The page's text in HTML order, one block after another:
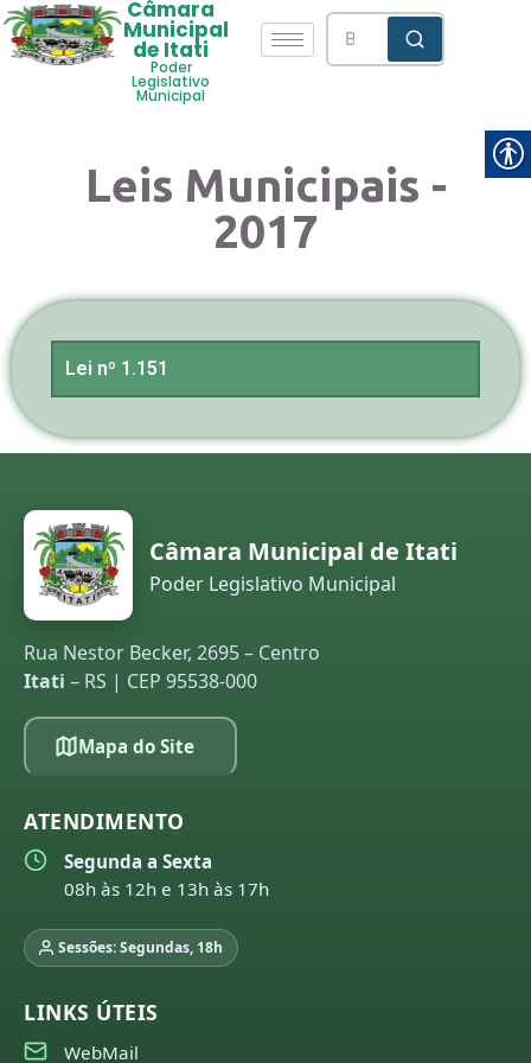
Câmara
Municipal
de Itati
Poder
Legislativo
Municipal
Leis Municipais -
2017
Lei nº 1.151
Câmara Municipal de Itati
Poder Legislativo Municipal
Rua Nestor Becker, 2695 – Centro
Itati – RS | CEP 95538-000
Mapa do Site
ATENDIMENTO
Segunda a Sexta
08h às 12h e 13h às 17h
Sessões: Segundas, 18h
LINKS ÚTEIS
WebMail